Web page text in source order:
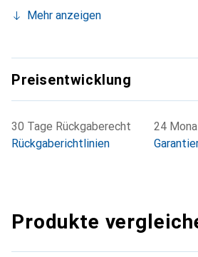
Mehr anzeigen
Preisentwicklung
30 Tage Rückgaberecht
Rückgaberichtlinien
24
Produkte